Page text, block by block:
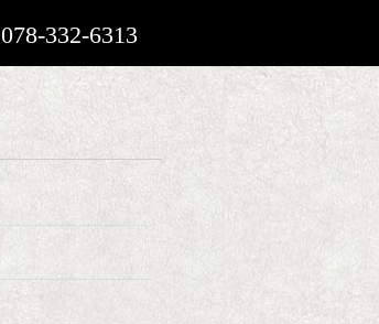
078-332-6313